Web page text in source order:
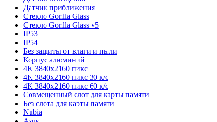
Датчик приближения
Стекло Gorilla Glass
Стекло Gorilla Glass v5
IP53
IP54
Без защиты от влаги и пыли
Корпус алюминий
4K 3840x2160 пикс
4K 3840x2160 пикс 30 к/с
4K 3840x2160 пикс 60 к/с
Совмещенный слот для карты памяти
Без слота для карты памяти
Nubia